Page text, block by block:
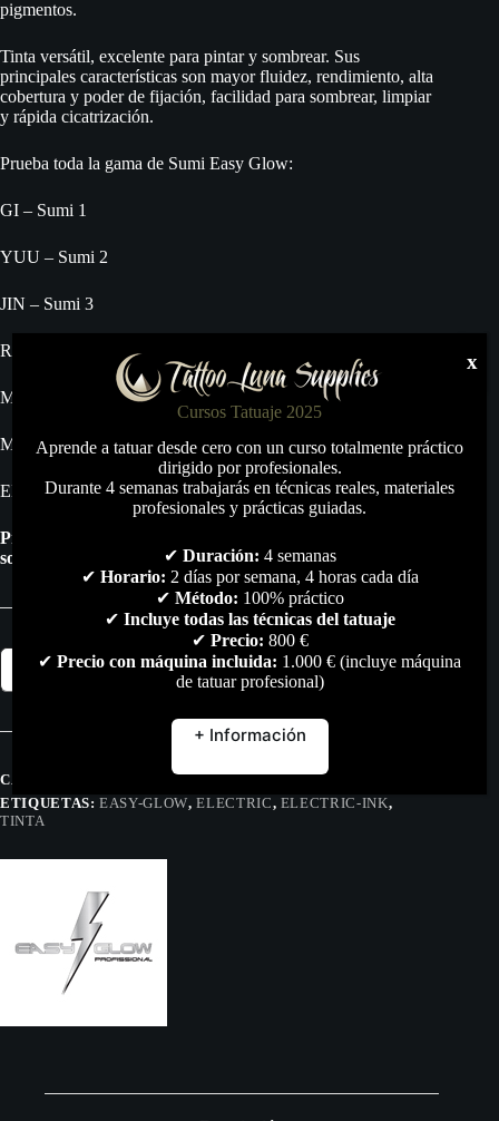
pigmentos.
Tinta versátil, excelente para pintar y sombrear. Sus
principales características son mayor fluidez, rendimiento, alta
cobertura y poder de fijación, facilidad para sombrear, limpiar
y rápida cicatrización.
Prueba toda la gama de Sumi Easy Glow:
GI – Sumi 1
YUU – Sumi 2
JIN – Sumi 3
REI – Sumi 4
MAKOTO – Sumi 5
MEIYO – Sumi 6
EMPEROR BLACK – Sumi 7
Producto no autorizado para su venta en España. Tan
solo se permitirán las ventas intercomunitarias.
Tinta
3
JIN
240ml
REACH
cantidad
Añadir al carrito
CATEGORÍAS: PIGMENTOS,TODO
ETIQUETAS:EASY-GLOW,ELECTRIC, ELECTRIC-INK,
TINTA
Cursos Tatuaje 2025
Aprende a tatuar desde cero con un curso totalmente práctico
dirigido por profesionales.
Durante 4 semanas trabajarás en técnicas reales, materiales
profesionales y prácticas guiadas.
✔ Duración: 4 semanas
✔ Horario: 2 días por semana, 4 horas cada día
✔ Método: 100% práctico
✔ Incluye todas las técnicas del tatuaje
✔ Precio: 800 €
✔ Precio con máquina incluida: 1.000 € (incluye máquina
de tatuar profesional)
+ Información
x